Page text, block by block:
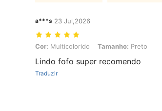
a***s 23 Jul,2026
Cor: Multicolorido, Tamanho: Preto
Cor: Multicolorido Tamanho: Preto
Lindo fofo super recomendo
Traduzir